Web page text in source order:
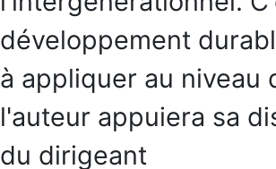
développement
à appliquer au niveau
l'auteur appuiera sa
du dirigeant